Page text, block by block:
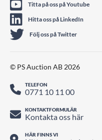
Titta på oss på Youtube
Hitta oss på LinkedIn
Följ oss på Twitter
© PS Auction AB 2026
TELEFON
0771 10 11 00
KONTAKTFORMULÄR
Kontakta oss här
HÄR FINNS VI